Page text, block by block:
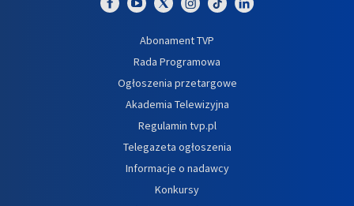
Abonament TVP
Rada Programowa
Ogłoszenia przetargowe
Akademia Telewizyjna
Regulamin tvp.pl
Telegazeta ogłoszenia
Informacje o nadawcy
Konkursy